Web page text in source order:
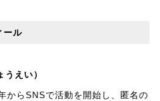
ール
えい）
からSNSで活動を開始し、匿名の